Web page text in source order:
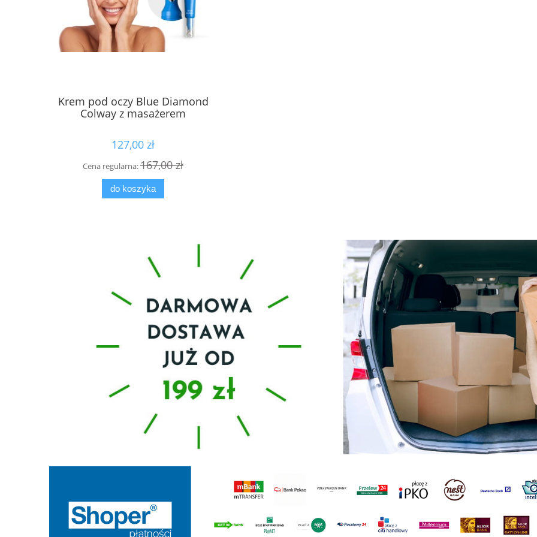
Krem pod oczy Blue Diamond
Colway z masażerem
127,00 zł
Cena regularna:167,00 zł
do koszyka